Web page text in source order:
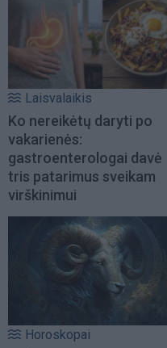
Laisvalaikis
Ko nereikėtų daryti po
vakarienės:
gastroenterologai davė
tris patarimus sveikam
virškinimui
Horoskopai